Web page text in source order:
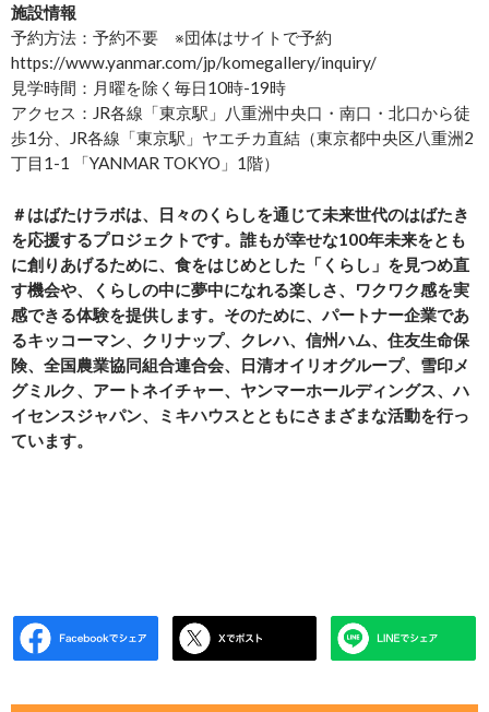
施設情報
予約方法：予約不要 ※団体はサイトで予約
https://www.yanmar.com/jp/komegallery/inquiry/
見学時間：月曜を除く毎日10時-19時
アクセス：JR各線「東京駅」八重洲中央口・南口・北口から徒
歩1分、JR各線「東京駅」ヤエチカ直結（東京都中央区八重洲2
丁目1-1 「YANMAR TOKYO」1階）
＃はばたけラボは、日々のくらしを通じて未来世代のはばたき
を応援するプロジェクトです。誰もが幸せな100年未来をとも
に創りあげるために、食をはじめとした「くらし」を見つめ直
す機会や、くらしの中に夢中になれる楽しさ、ワクワク感を実
感できる体験を提供します。そのために、パートナー企業であ
るキッコーマン、クリナップ、クレハ、信州ハム、住友生命保
険、全国農業協同組合連合会、日清オイリオグループ、雪印メ
グミルク、アートネイチャー、ヤンマーホールディングス、ハ
イセンスジャパン、ミキハウスとともにさまざまな活動を行っ
ています。